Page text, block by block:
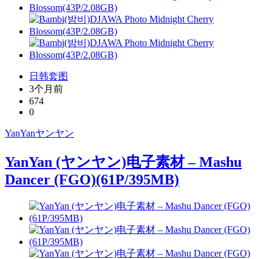
日韩套图
3个月前
674
0
YanYanヤンヤン
YanYan (ヤンヤン)电子素材 – Mashu
Dancer (FGO)(61P/395MB)